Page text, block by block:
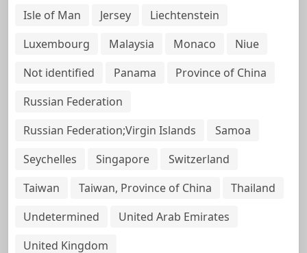
Isle of Man
Jersey
Liechtenstein
Luxembourg
Malaysia Monaco
Niue
Not identified
Panama
Province of China
Russian Federation
Russian Federation;Virgin Islands
Samoa
Seychelles
Singapore
Switzerland
Taiwan
Taiwan, Province of China
Thailand
Undetermined
United Arab Emirates
United Kingdom